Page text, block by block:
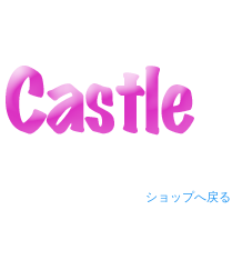
ショップへ戻る